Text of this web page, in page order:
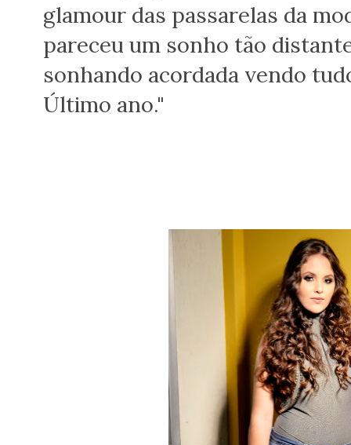
glamour das passarelas da
pareceu um sonho tão
sonhando acordada vendo
Último ano."